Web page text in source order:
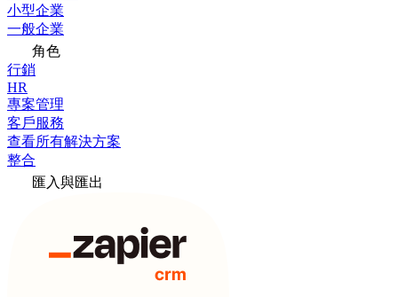
小型企業
一般企業
角色
行銷
HR
專案管理
客戶服務
查看所有解決方案
整合
匯入與匯出